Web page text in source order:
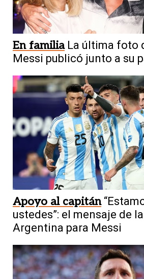
En familia La última foto
Messi publicó junto a su
Apoyo al capitán
ustedes”: el mensaje de
Argentina para Messi